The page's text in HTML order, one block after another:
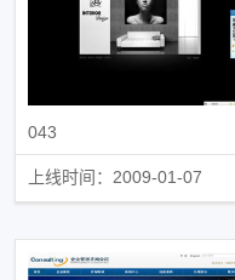
043
上线时间：2009-01-07